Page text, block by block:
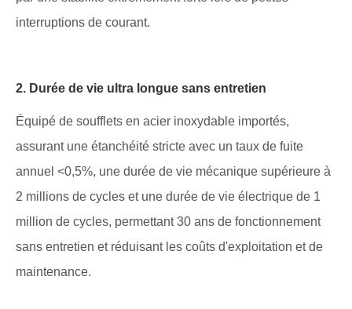
interruptions de courant.
2. Durée de vie ultra longue sans entretien
Équipé de soufflets en acier inoxydable importés,
assurant une étanchéité stricte avec un taux de fuite
annuel <0,5%, une durée de vie mécanique supérieure à
2 millions de cycles et une durée de vie électrique de 1
million de cycles, permettant 30 ans de fonctionnement
sans entretien et réduisant les coûts d'exploitation et de
maintenance.